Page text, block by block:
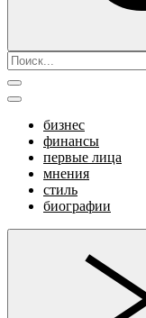
бизнес
финансы
первые лица
мнения
стиль
биографии